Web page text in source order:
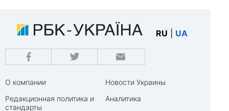
RU UA
О компании
Редакционная политика и
стандарты
Новости Украины
Аналитика